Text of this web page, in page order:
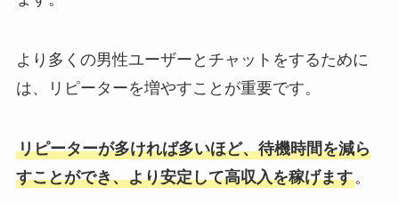
より多くの男性ユーザーとチャットをするために
は、リピーターを増やすことが重要です。
リピーターが多ければ多いほど、待機時間を減ら
すことができ、より安定して高収入を稼げます。